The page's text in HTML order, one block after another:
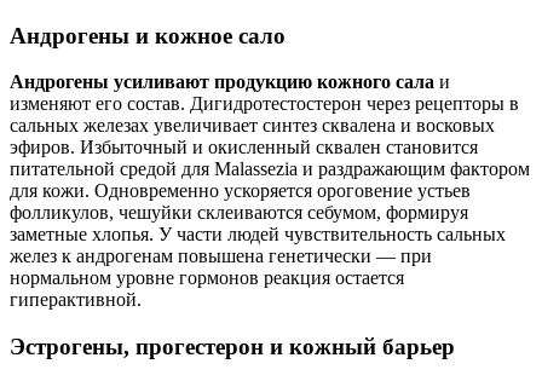
Андрогены и кожное сало
Андрогены усиливают продукцию кожного сала и
изменяют его состав. Дигидротестостерон через рецепторы в
сальных железах увеличивает синтез сквалена и восковых
эфиров. Избыточный и окисленный сквален становится
питательной средой для Malassezia и раздражающим фактором
для кожи. Одновременно ускоряется ороговение устьев
фолликулов, чешуйки склеиваются себумом, формируя
заметные хлопья. У части людей чувствительность сальных
желез к андрогенам повышена генетически — при
нормальном уровне гормонов реакция остается
гиперактивной.
Эстрогены, прогестерон и кожный барьер